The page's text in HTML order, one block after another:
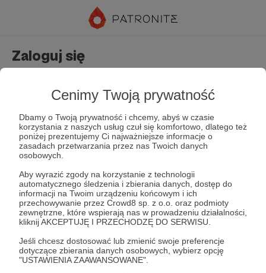
Cenimy Twoją prywatność
Dbamy o Twoją prywatność i chcemy, abyś w czasie
korzystania z naszych usług czuł się komfortowo, dlatego też
poniżej prezentujemy Ci najważniejsze informacje o
zasadach przetwarzania przez nas Twoich danych
osobowych.
Aby wyrazić zgody na korzystanie z technologii
automatycznego śledzenia i zbierania danych, dostęp do
informacji na Twoim urządzeniu końcowym i ich
przechowywanie przez Crowd8 sp. z o.o. oraz podmioty
zewnętrzne, które wspierają nas w prowadzeniu działalności,
kliknij AKCEPTUJĘ I PRZECHODZĘ DO SERWISU.
Jeśli chcesz dostosować lub zmienić swoje preferencje
dotyczące zbierania danych osobowych, wybierz opcję
"USTAWIENIA ZAAWANSOWANE".
Zaloguj się
Zapamiętaj mnie Zapomniałeś hasła?
Zaloguj
lub